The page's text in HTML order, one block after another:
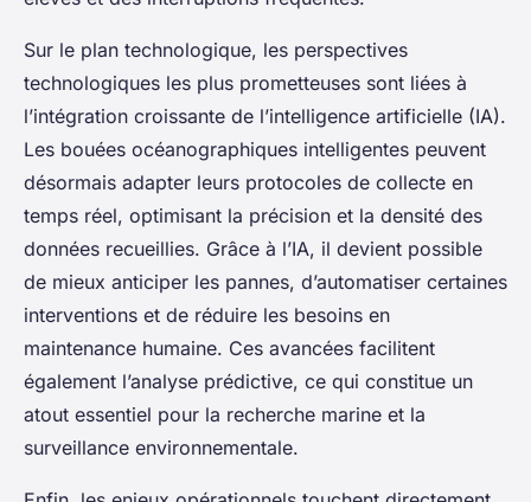
Sur le plan technologique, les perspectives
technologiques les plus prometteuses sont liées à
l’intégration croissante de l’intelligence artificielle (IA).
Les bouées océanographiques intelligentes peuvent
désormais adapter leurs protocoles de collecte en
temps réel, optimisant la précision et la densité des
données recueillies. Grâce à l’IA, il devient possible
de mieux anticiper les pannes, d’automatiser certaines
interventions et de réduire les besoins en
maintenance humaine. Ces avancées facilitent
également l’analyse prédictive, ce qui constitue un
atout essentiel pour la recherche marine et la
surveillance environnementale.